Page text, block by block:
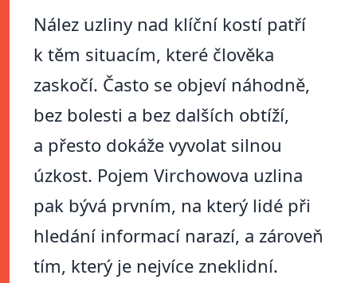
Nález uzliny nad klíční kostí patří
k těm situacím, které člověka
zaskočí. Často se objeví náhodně,
bez bolesti a bez dalších obtíží,
a přesto dokáže vyvolat silnou
úzkost. Pojem Virchowova uzlina
pak bývá prvním, na který lidé při
hledání informací narazí, a zároveň
tím, který je nejvíce zneklidní.